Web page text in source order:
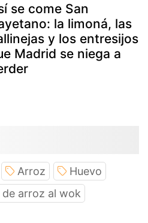
se come San
la limoná, las
y los entresijos
Madrid se niega a
Arroz
Huevo
de arroz al wok